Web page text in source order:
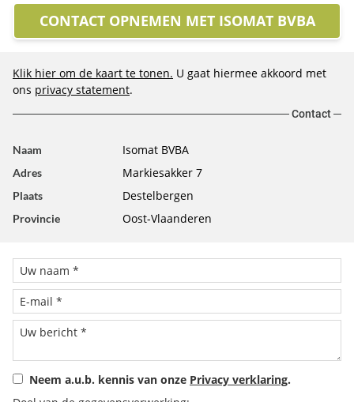
CONTACT OPNEMEN MET ISOMAT BVBA
Klik hier om de kaart te tonen. U gaat hiermee akkoord met
ons privacy statement.
Contact
Naam Isomat BVBA
Adres Markiesakker 7
Plaats Destelbergen
Provincie Oost-Vlaanderen
Neem a.u.b. kennis van onze Privacy verklaring.